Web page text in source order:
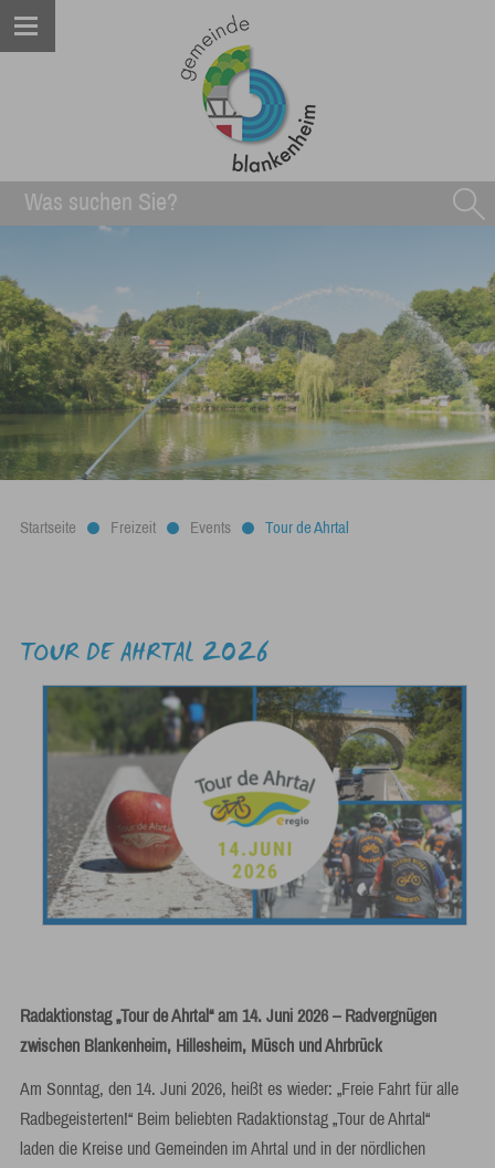
Startseite Freizeit Events Tour de Ahrtal
TOUR DE AHRTAL 2026
Radaktionstag „Tour de Ahrtal“ am 14. Juni 2026 – Radvergnügen
zwischen Blankenheim, Hillesheim, Müsch und Ahrbrück
Am Sonntag, den 14. Juni 2026, heißt es wieder: „Freie Fahrt für alle
Radbegeisterten!“ Beim beliebten Radaktionstag „Tour de Ahrtal“
laden die Kreise und Gemeinden im Ahrtal und in der nördlichen